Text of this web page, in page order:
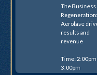
The
Aerolase
results and
revenue
Time: 2:00pm
3:00pm